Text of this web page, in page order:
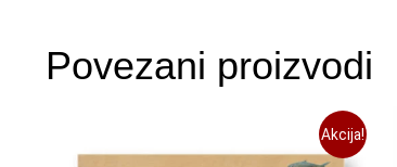
Povezani proizvodi
Akcija!